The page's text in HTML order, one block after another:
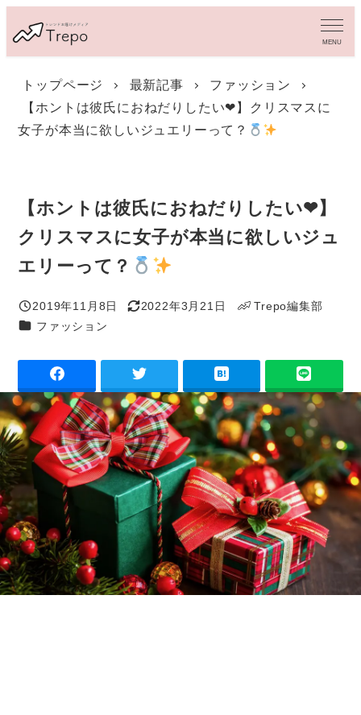
イ
MENU
トップページ 最新記事
ファッション
【ホントは彼氏におねだりしたい❤︎】クリスマスに
女子が本当に欲しいジュエリーって？
【ホントは彼氏におねだりしたい❤︎】
クリスマスに女子が本当に欲しいジュ
エリーって？
投稿日
2019年11月8日
更新日
2022年3月21日
Trepo編集部
カテゴリー
ファッション